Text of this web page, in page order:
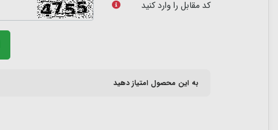
کد مقابل را وارد کنید
به این محصول امتیاز دهید